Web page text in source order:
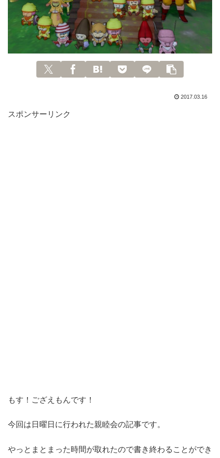
2017.03.16
スポンサーリンク
もす！ござえもんです！
今回は日曜日に行われた親睦会の記事です。
やっとまとまった時間が取れたので書き終わることができ